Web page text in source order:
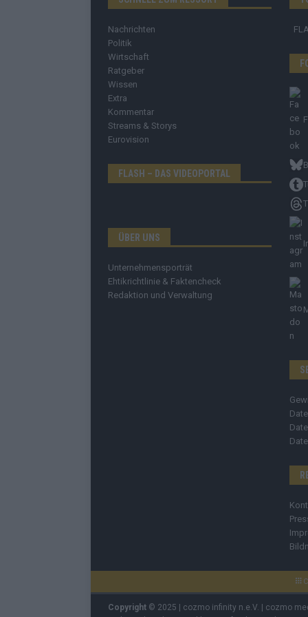
Nachrichten
Politik
Wirtschaft
Ratgeber
Wissen
Extra
Kommentar
Streams & Storys
Eurovision
FLASH – DAS VIDEOPORTAL
ÜBER UNS
Unternehmensporträt
Ehtikrichtlinie & Faktencheck
Redaktion und Verwaltung
Copyright © 2025 | cozmo infinity n.e.V. | cozmo